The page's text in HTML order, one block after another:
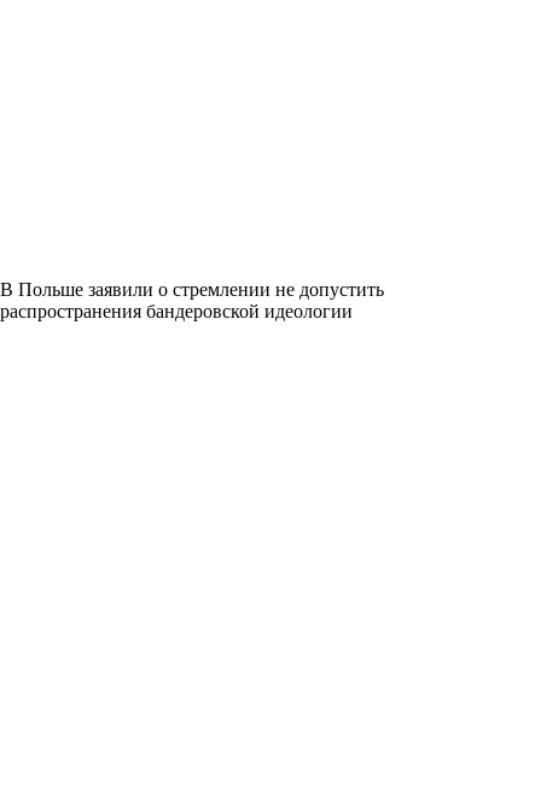
В Польше заявили о стремлении не допустить
распространения бандеровской идеологии